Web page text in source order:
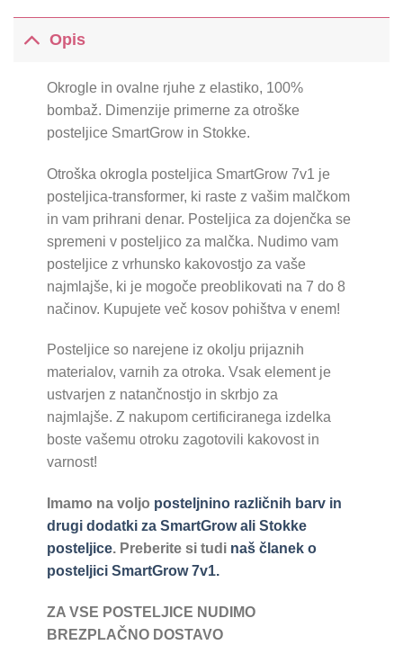
Opis
Okrogle in ovalne rjuhe z elastiko, 100%
bombaž. Dimenzije primerne za otroške
posteljice SmartGrow in Stokke.
Otroška okrogla posteljica SmartGrow 7v1 je
posteljica-transformer, ki raste z vašim malčkom
in vam prihrani denar. Posteljica za dojenčka se
spremeni v posteljico za malčka. Nudimo vam
posteljice z vrhunsko kakovostjo za vaše
najmlajše, ki je mogoče preoblikovati na 7 do 8
načinov. Kupujete več kosov pohištva v enem!
Posteljice so narejene iz okolju prijaznih
materialov, varnih za otroka. Vsak element je
ustvarjen z natančnostjo in skrbjo za
najmlajše. Z nakupom certificiranega izdelka
boste vašemu otroku zagotovili kakovost in
varnost!
Imamo na voljo posteljnino različnih barv in
drugi dodatki za SmartGrow ali Stokke
posteljice. Preberite si tudinaš članek o
posteljici SmartGrow 7v1.
ZA VSE POSTELJICE NUDIMO
BREZPLAČNO DOSTAVO